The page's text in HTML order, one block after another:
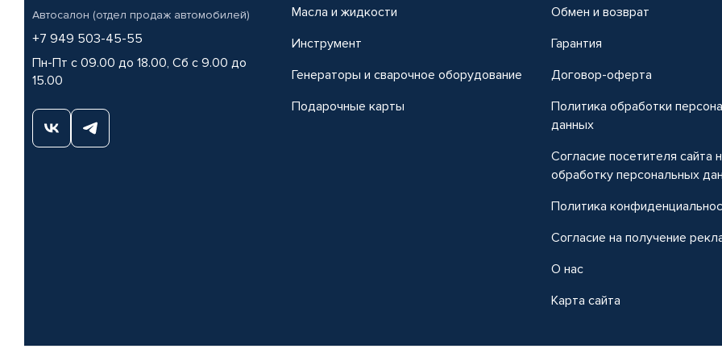
Автосалон (отдел продаж автомобилей)
+7 949 503-45-55
Пн-Пт с 09.00 до 18.00, Сб с 9.00 до
15.00
Масла и жидкости
Инструмент
Генераторы и сварочное оборудование
Подарочные карты
Обмен и возврат
Гарантия
Договор-оферта
Политика обработки
данных
Согласие посетителя сайта
обработку персональных
Политика
Согласие на получение
О нас
Карта сайта